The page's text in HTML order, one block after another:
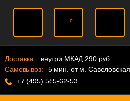
0
Доставка:
внутри МКАД 290 руб.
Самовывоз:
5 мин. от м. Савеловская
+7 (495) 585-62-53